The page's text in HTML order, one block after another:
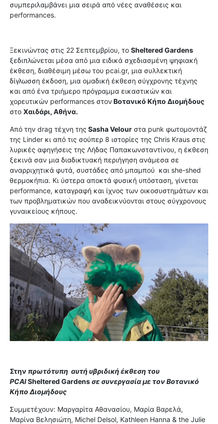
συμπεριλαμβάνει μια σειρά από νέες αναθέσεις και
performances.
Ξεκινώντας στις 22 Σεπτεμβρίου, το Sheltered Gardens
ξεδιπλώνεται μέσα από μια ειδικά σχεδιασμένη ψηφιακή
έκθεση, διαθέσιμη μέσω του pcai.gr, μια συλλεκτική
δίγλωσση έκδοση, μια ομαδική έκθεση σύγχρονης τέχνης
και από ένα τριήμερο πρόγραμμα εικαστικών και
χορευτικών performances στονΒοτανικό Κήπο Διομήδους
στο Χαιδάρι, Αθήνα.
Από την drag τέχνη της Sasha Velour στα punk φωτομοντάζ
της Linder κι από τις σούπερ 8 ιστορίες της Chris Kraus στις
λυρικές αφηγήσεις της Λήδας Παπακωνσταντίνου, η έκθεση
ξεκινά σαν μια διαδικτυακή περιήγηση ανάμεσα σε
αναρριχητικά φυτά, συστάδες από μπαμπού και she-shed
θερμοκήπια. Κι ύστερα αποκτά φυσική υπόσταση, γίνεται
performance, καταγραφή και ίχνος των οικοσυστημάτων και
των προβληματικών που αναδεικνύονται στους σύγχρονους
γυναικείους κήπους.
Στην πρωτότυπη αυτή υβριδική έκθεση του
PCAISheltered Gardensσε συνεργασία με τον Βοτανικό
Κήπο Διομήδους
Συμμετέχουν: Μαργαρίτα Αθανασίου, Μαρία Βαρελά,
Μαρίνα Βελησιώτη, Michel Delsol, Kathleen Hanna & the Julie